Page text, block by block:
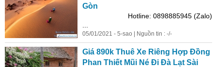
Gòn
Hotline: 0898885945 (Zalo)
05/01/2021 - 5-sao | Nguồn tin : -/-
Giá 890k Thuê Xe Riêng Hợp Đồng
Phan Thiết Mũi Né Đi Đà Lạt Sài